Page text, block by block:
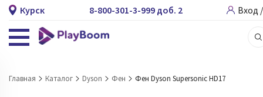
Курск 8-800-301-3-999 доб. 2 Вход
Главная Каталог Dyson Фен Фен Dyson Supersonic HD17